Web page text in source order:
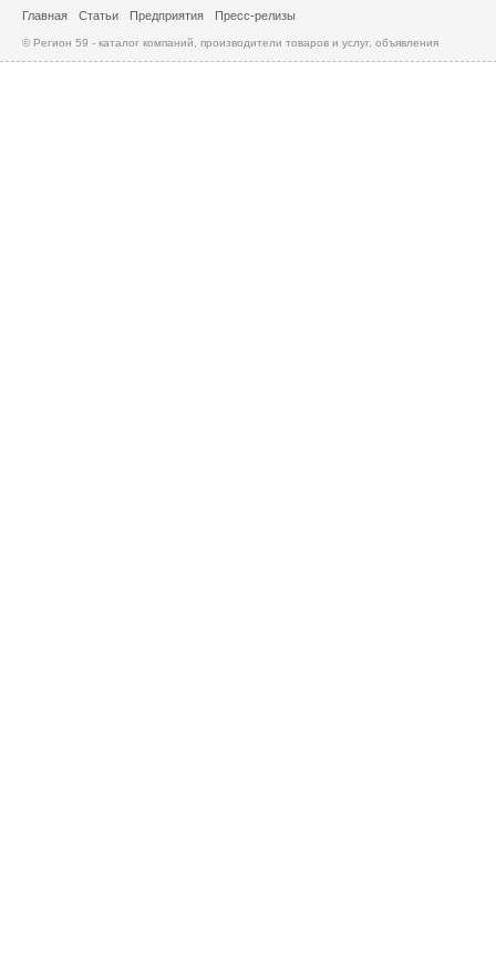
Главная Статьи Предприятия Пресс-релизы
© Регион 59 - каталог компаний, производители товаров и услуг, объявления